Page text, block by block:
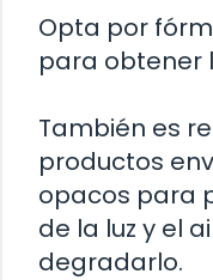
Opta por
para obtener
También es
productos
opacos para
de la luz y el
degradarlo.